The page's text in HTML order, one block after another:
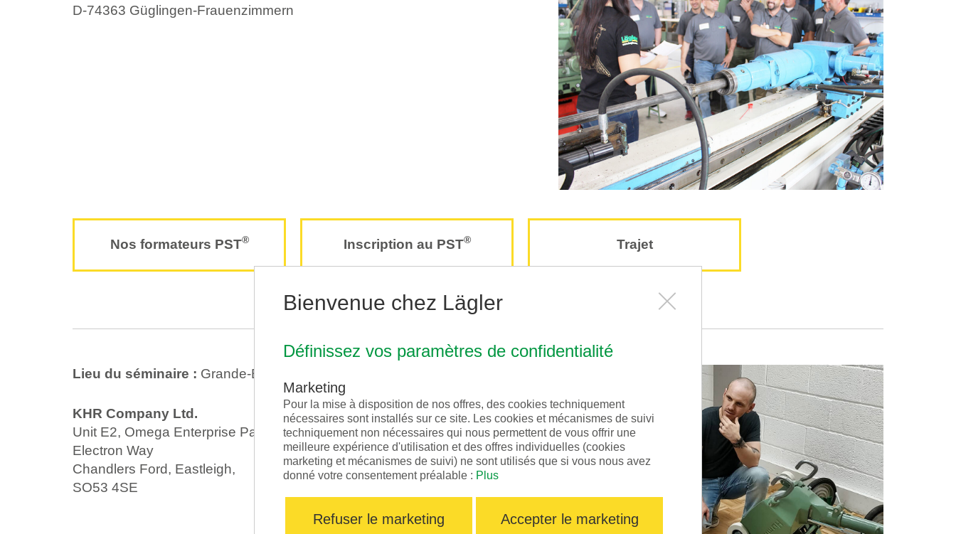
D-74363 Güglingen-Frauenzimmern
Nos formateurs PST® Inscription au PST® Trajet
Lieu du séminaire : Grande-Bretagne
KHR Company Ltd.
Unit E2, Omega Enterprise Park
Electron Way
Chandlers Ford, Eastleigh,
SO53 4SE
Bienvenue chez Lägler
Définissez vos paramètres de confidentialité
Marketing
Pour la mise à disposition de nos offres, des cookies techniquement
nécessaires sont installés sur ce site. Les cookies et mécanismes de suivi
techniquement non nécessaires qui nous permettent de vous offrir une
meilleure expérience d'utilisation et des offres individuelles (cookies
marketing et mécanismes de suivi) ne sont utilisés que si vous nous avez
donné votre consentement préalable : Plus
Refuser le marketing Accepter le marketing
confidentialité
Désactivation de tous les cookies : Si vous
cookies, veuillez vous rendre dans les
désactiver la configuration des cookies.
la fonctionnalité du site web.
Vous pouvez utiliser la case à cocher pour
ou le révoquer avec effet pour l'avenir.
Marketing